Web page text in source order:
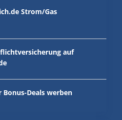
Strom/Gas
auf
Bonus-Deals werben